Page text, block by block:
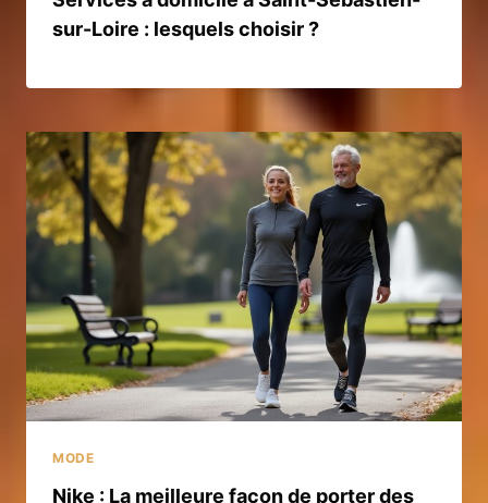
sur-Loire : lesquels choisir ?
MODE
Nike : La meilleure façon de porter des